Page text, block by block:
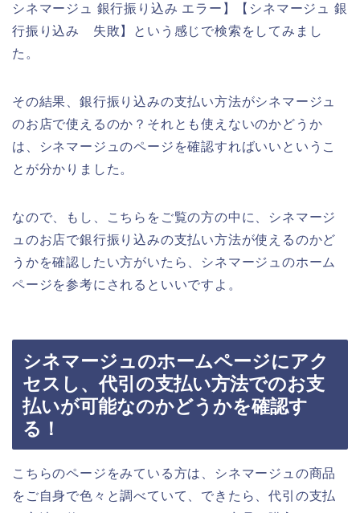
シネマージュ 銀行振り込み エラー】【シネマージュ 銀
行振り込み 失敗】という感じで検索をしてみまし
た。
その結果、銀行振り込みの支払い方法がシネマージュ
のお店で使えるのか？それとも使えないのかどうか
は、シネマージュのページを確認すればいいというこ
とが分かりました。
なので、もし、こちらをご覧の方の中に、シネマージ
ュのお店で銀行振り込みの支払い方法が使えるのかど
うかを確認したい方がいたら、シネマージュのホーム
ページを参考にされるといいですよ。
シネマージュのホームページにアク
セスし、代引の支払い方法でのお支
払いが可能なのかどうかを確認す
る！
こちらのページをみている方は、シネマージュの商品
をご自身で色々と調べていて、できたら、代引の支払